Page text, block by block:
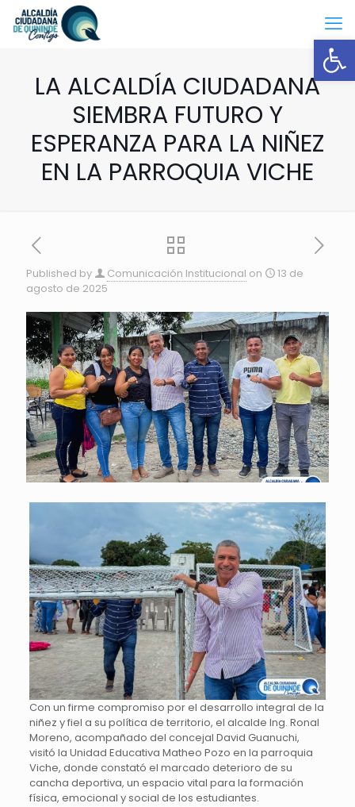
LA ALCALDÍA CIUDADANA
SIEMBRA FUTURO Y
ESPERANZA PARA LA NIÑEZ
EN LA PARROQUIA VICHE
Published by Comunicación Institucional on
13 de
agosto de 2025
Con un firme compromiso por el desarrollo integral de la
niñez y fiel a su política de territorio, el alcalde Ing. Ronal
Moreno, acompañado del concejal David Guanuchi,
visitó la Unidad Educativa Matheo Pozo en la parroquia
Viche, donde constató el marcado deterioro de su
cancha deportiva, un espacio vital para la formación
física, emocional y social de los estudiantes.